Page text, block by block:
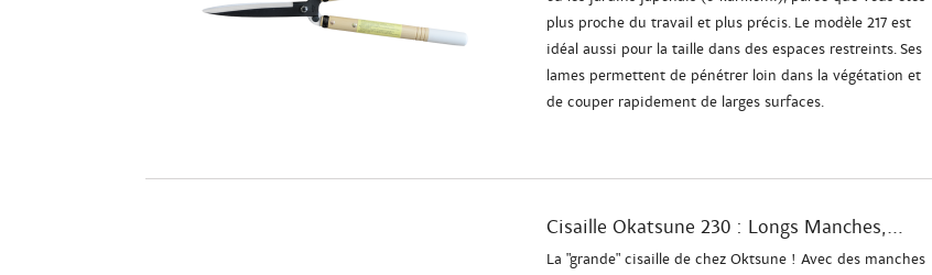
plus proche du travail et plus précis. Le modèle 217 est
idéal aussi pour la taille dans des espaces restreints. Ses
lames permettent de pénétrer loin dans la végétation et
de couper rapidement de larges surfaces.
Cisaille Okatsune 230 : Longs Manches,...
La "grande" cisaille de chez Oktsune ! Avec des manches